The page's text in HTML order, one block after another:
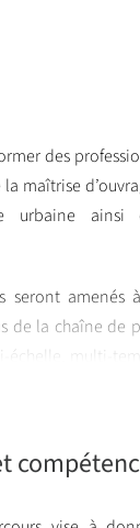
des
maîtrise
urbaine ainsi
seront
de la chaîne
échelle, multi-
seront